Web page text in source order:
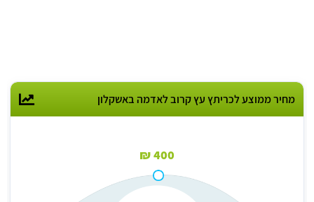
מחיר ממוצע לכריתץ עץ קרוב לאדמה באשקלון
400 ₪